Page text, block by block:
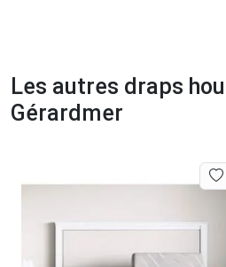
Les autres draps
Gérardmer